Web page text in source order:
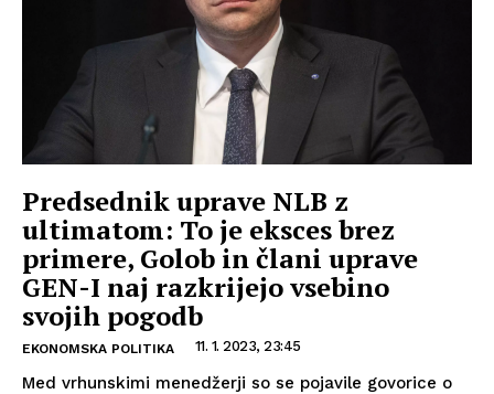
Predsednik uprave NLB z
ultimatom: To je eksces brez
primere, Golob in člani uprave
GEN-I naj razkrijejo vsebino
svojih pogodb
EKONOMSKA POLITIKA 11. 1. 2023, 23:45
Med vrhunskimi menedžerji so se pojavile govorice o